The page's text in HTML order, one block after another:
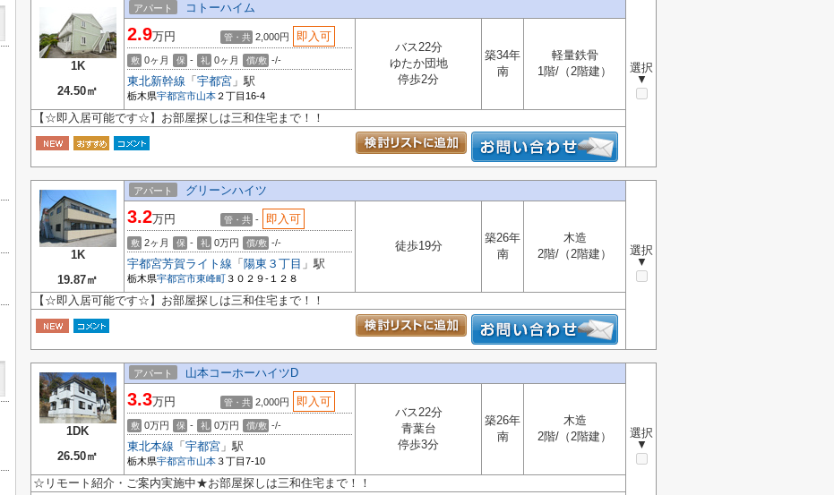
1K
24.50㎡
アパート コトーハイム
選択
▼
2.9万円 管・共 2,000円 即入可
敷 0ヶ月 保 - 礼 0ヶ月 償/敷 -/-
東北新幹線 「 宇都宮 」駅
栃木県宇都宮市山本 ２丁目16-4
バス22分
ゆたか団地
停歩2分
築34年
南
軽量鉄骨
1階/（2階建）
【☆即入居可能です☆】お部屋探しは三和住宅まで！！
1K
19.87㎡
アパート グリーンハイツ
選択
▼
3.2万円 管・共 - 即入可
敷 2ヶ月 保 - 礼 0万円 償/敷 -/-
宇都宮芳賀ライト線 「 陽東３丁目 」駅
栃木県宇都宮市東峰町３０２９-１２８
徒歩19分
築26年
南
木造
2階/（2階建）
【☆即入居可能です☆】お部屋探しは三和住宅まで！！
1DK
26.50㎡
アパート 山本コーホーハイツD
選択
▼
3.3万円 管・共 2,000円 即入可
敷 0万円 保 - 礼 0万円 償/敷 -/-
東北本線 「 宇都宮 」駅
栃木県宇都宮市山本３丁目7-10
バス22分
青葉台
停歩3分
築26年
南
木造
2階/（2階建）
☆リモート紹介・ご案内実施中★お部屋探しは三和住宅まで！！